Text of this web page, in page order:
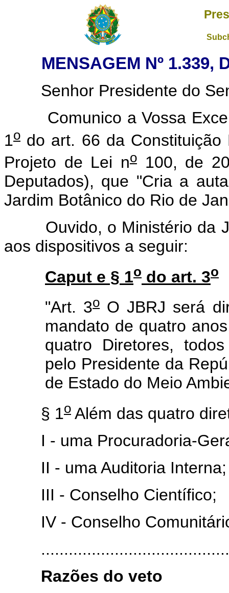
MENSAGEM Nº 1.339,
Senhor Presidente do
Comunico a Vossa
1o do art. 66 da
Projeto de Lei no100, de
Deputados), que "Cria a
Jardim Botânico do Rio de
Ouvido, o Ministério da
aos dispositivos a seguir:
Caput e § 1o do art. 3o
"Art. 3oO JBRJ será
mandato de quatro
quatro Diretores,
pelo Presidente da
de Estado do Meio
§ 1o Além das quatro
I - uma Procuradoria-
II - uma Auditoria Interna;
III - Conselho Científico;
IV - Conselho
Razões do veto